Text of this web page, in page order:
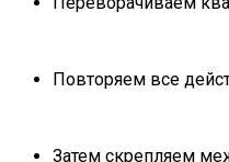
Повторяем все
Затем скрепляем